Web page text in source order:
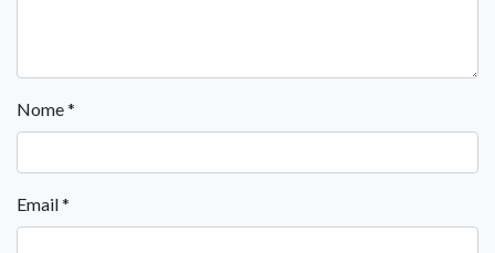
Nome*
Email*